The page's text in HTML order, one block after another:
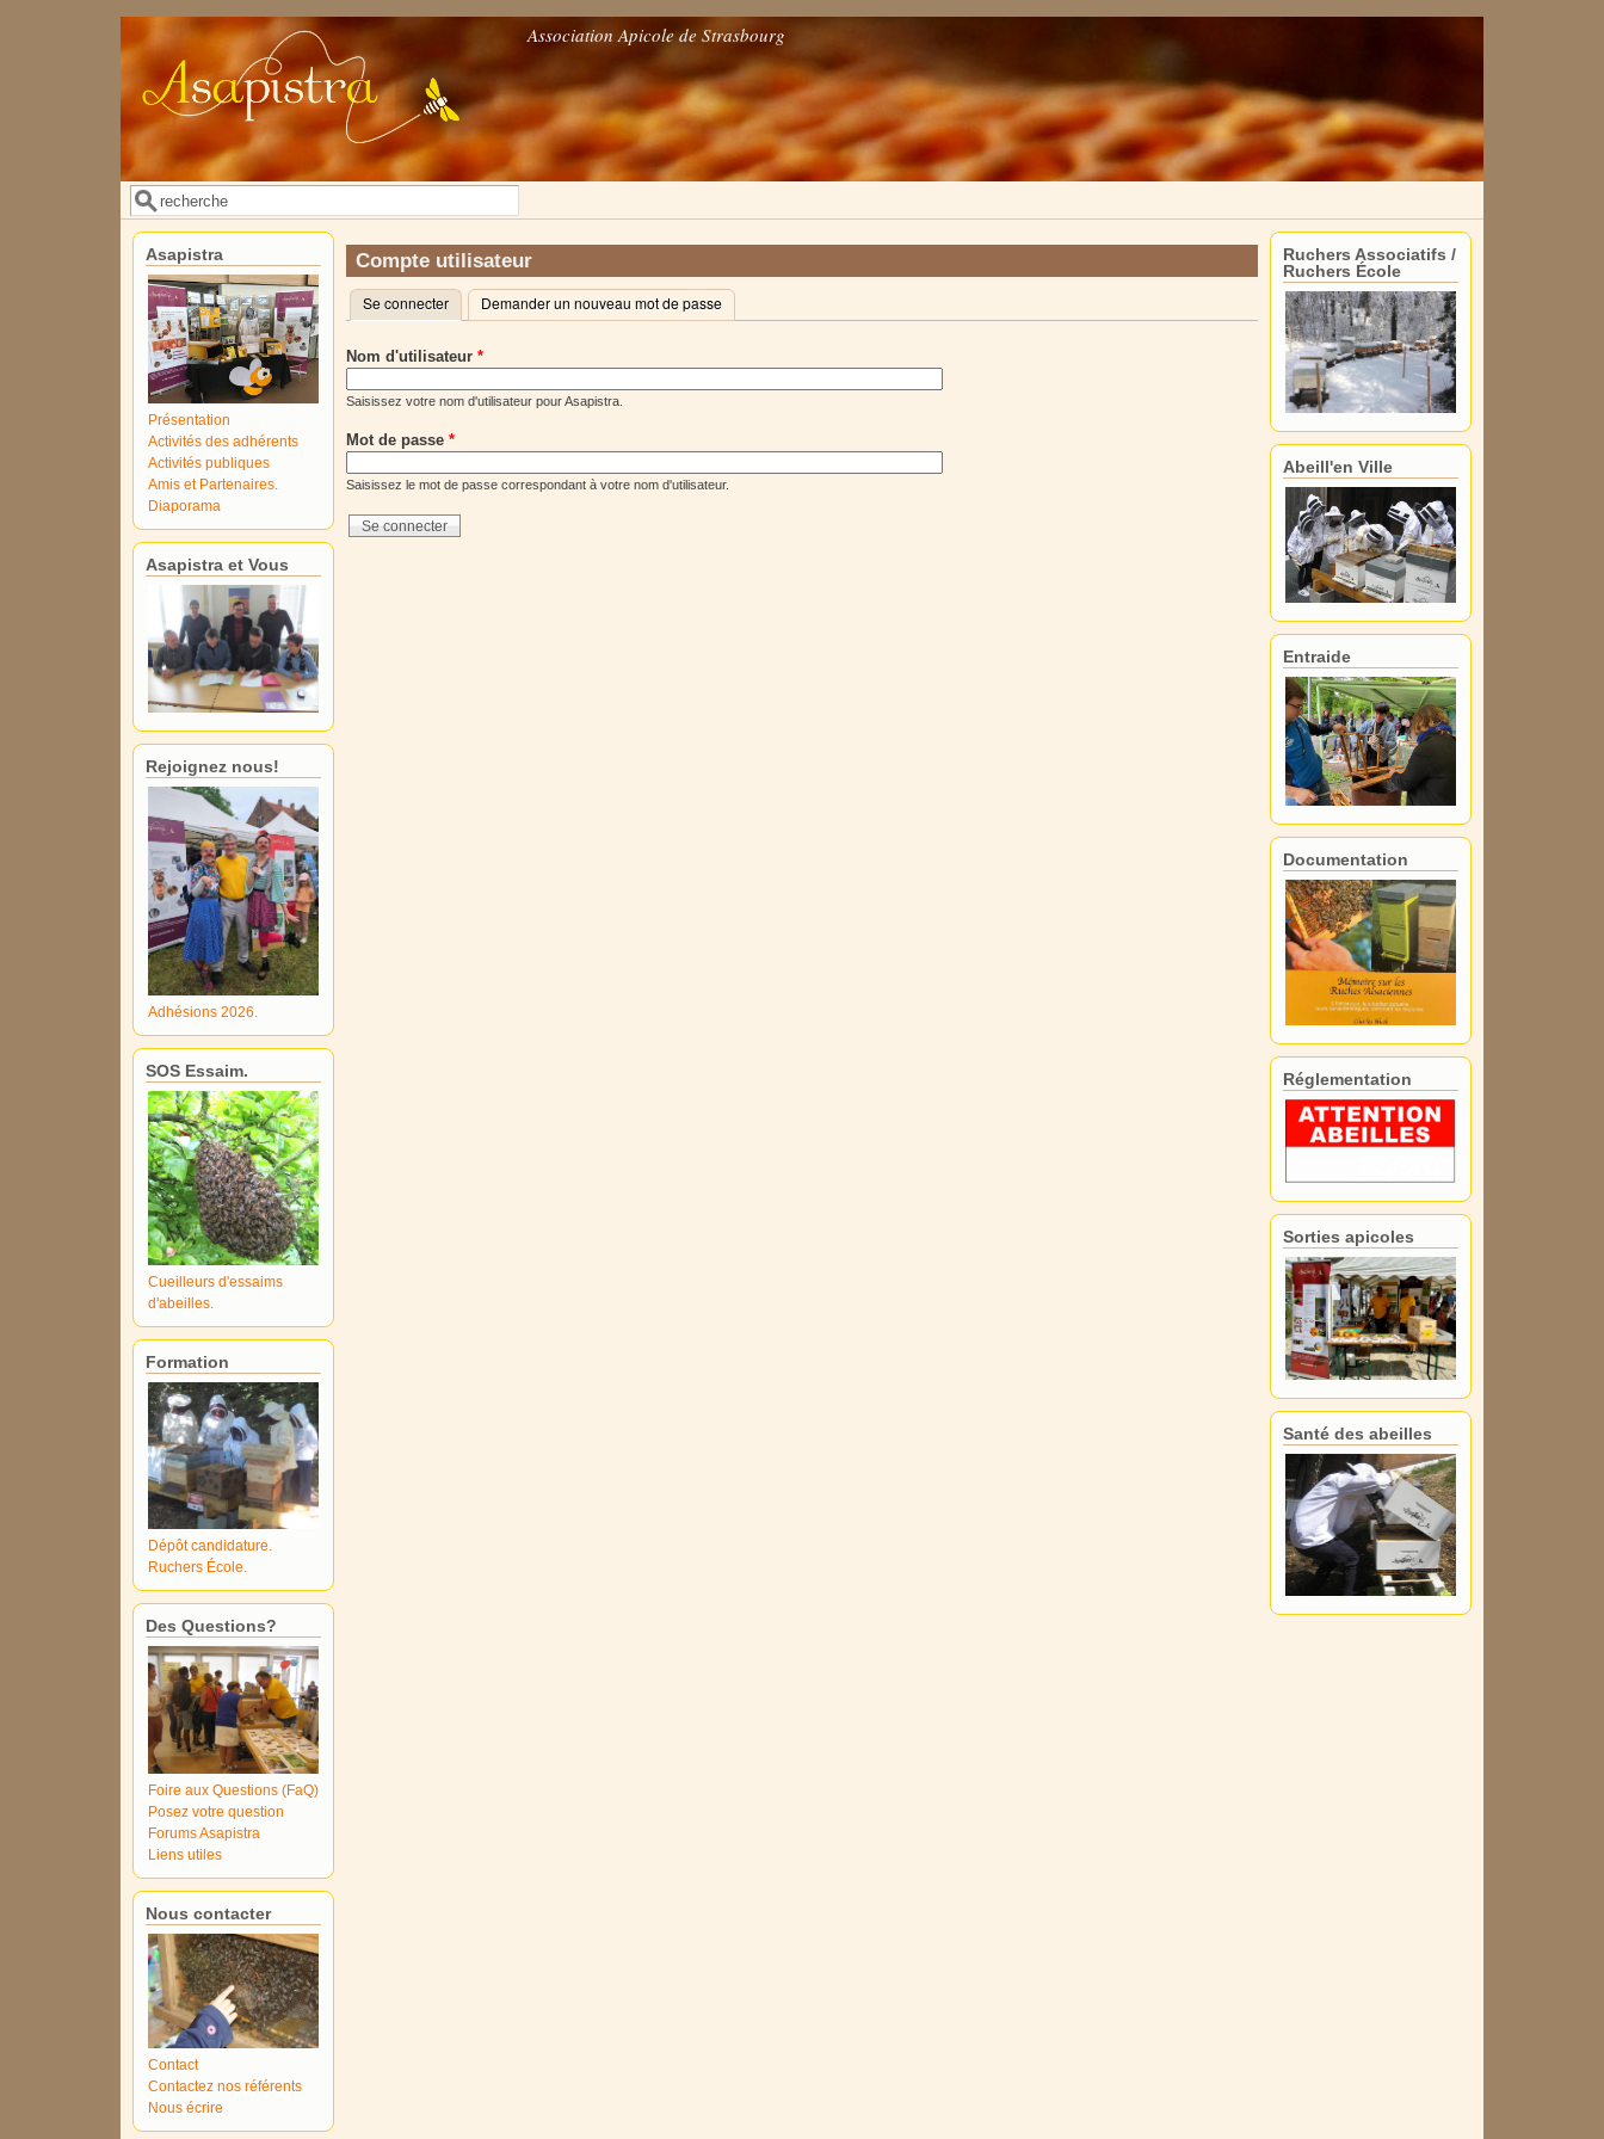
Association Apicole de Strasbourg
Formulaire de recherche
Rechercher
Compte utilisateur
Onglets principaux
Se connecter (onglet actif)
Demander un nouveau mot de passe
Nom d'utilisateur*
Saisissez votre nom d'utilisateur pour Asapistra.
Mot de passe*
Saisissez le mot de passe correspondant à votre nom d'utilisateur.
Asapistra
Présentation
Activités des adhérents
Activités publiques
Amis et Partenaires.
Diaporama
Asapistra et Vous
Rejoignez nous!
Adhésions 2026.
SOS Essaim.
Cueilleurs d'essaims
d'abeilles.
Formation
Dépôt candidature.
Ruchers École.
Des Questions?
Foire aux Questions (FaQ)
Posez votre question
Forums Asapistra
Liens utiles
Nous contacter
Contact
Contactez nos référents
Nous écrire
Ruchers Associatifs /
Ruchers École
Abeill'en Ville
Entraide
Documentation
Réglementation
Sorties apicoles
Santé des abeilles